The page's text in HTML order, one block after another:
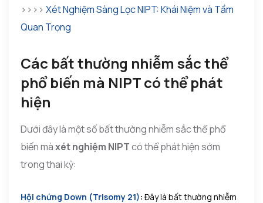
>>>> Xét Nghiệm Sàng Lọc NIPT: Khái Niệm và Tầm
Quan Trọng
Các bất thường nhiễm sắc thể
phổ biến mà NIPT có thể phát
hiện
Dưới đây là một số bất thường nhiễm sắc thể phổ
biến màxét nghiệm NIPTcó thể phát hiện sớm
trong thai kỳ:
Hội chứng Down (Trisomy 21): Đây là bất thường nhiễm